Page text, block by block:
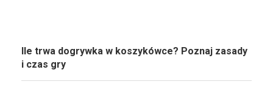
Ile trwa dogrywka w koszykówce? Poznaj zasady
i czas gry